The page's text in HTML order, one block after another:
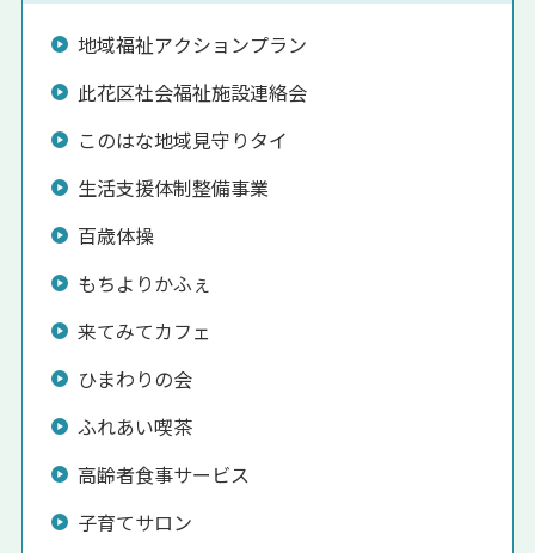
地域福祉アクションプラン
此花区社会福祉施設連絡会
このはな地域見守りタイ
生活支援体制整備事業
百歳体操
もちよりかふぇ
来てみてカフェ
ひまわりの会
ふれあい喫茶
高齢者食事サービス
子育てサロン